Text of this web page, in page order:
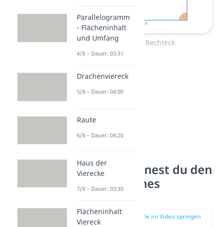
Umfang Rechteck
Wie berechnest du den
Umfang eines
zur Stelle im Video springen
Parallelogramm
- Flächeninhalt
und Umfang
4/8 – Dauer: 03:31
Drachenviereck
5/8 – Dauer: 04:00
Raute
6/8 – Dauer: 04:20
Haus der
Vierecke
7/8 – Dauer: 03:30
Flächeninhalt
Viereck